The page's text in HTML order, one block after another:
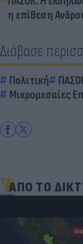
η επίθεση
Διάβασε
Πολιτική
Μικρομεσαίες
ΑΠΟ ΤΟ